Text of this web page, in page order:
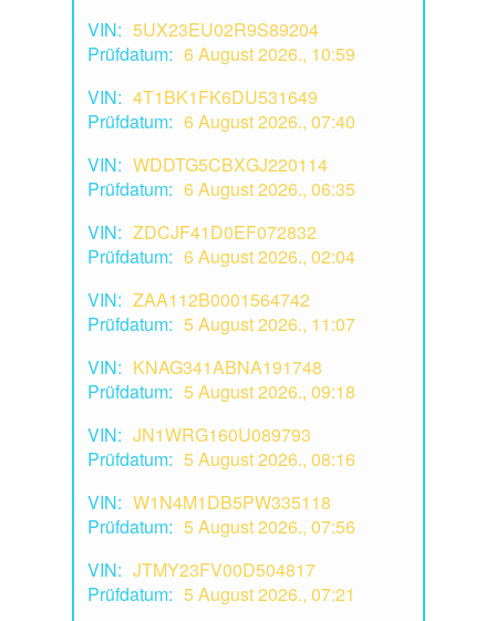
VIN: 5UX23EU02R9S89204
Prüfdatum: 6 August 2026., 10:59
VIN: 4T1BK1FK6DU531649
Prüfdatum: 6 August 2026., 07:40
VIN: WDDTG5CBXGJ220114
Prüfdatum: 6 August 2026., 06:35
VIN: ZDCJF41D0EF072832
Prüfdatum: 6 August 2026., 02:04
VIN: ZAA112B0001564742
Prüfdatum: 5 August 2026., 11:07
VIN: KNAG341ABNA191748
Prüfdatum: 5 August 2026., 09:18
VIN: JN1WRG160U089793
Prüfdatum: 5 August 2026., 08:16
VIN: W1N4M1DB5PW335118
Prüfdatum: 5 August 2026., 07:56
VIN: JTMY23FV00D504817
Prüfdatum: 5 August 2026., 07:21